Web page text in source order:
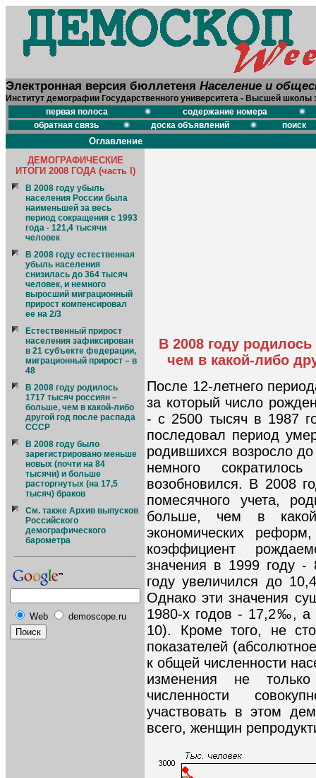
Электронная версия бюллетеня Население и
Институт демографии Государственного университета - Высшей школы
первая полоса
содержание номера
обратная связь
доска объявлений поиск
Оглавление
ДЕМОГРАФИЧЕСКИЕ
ИТОГИ 2008 ГОДА (часть I)
В 2008 году убыль
населения России была
наименьшей за весь
период сокращения с 1993
года - 121,4 тысячи
человек
В 2008 году естественная
убыль населения
снизилась до 364 тысяч
человек, и немного
выросший миграционный
прирост компенсировал
ее на 2/3
Естественный прирост
населения зафиксирован
в 21 субъекте федерации,
миграционный прирост – в
48
В 2008 году родилось
1717 тысяч россиян –
больше, чем в какой-либо
другой год после распада
СССР
В 2008 году было
зарегистрировано меньше
новых (почти на 84
тысячи) и больше
расторгнутых (на 17,5
тысяч) браков
См. также Архив выпусков
Российского
демографического
барометра
Web demoscope.ru
В 2008 году
чем в какой-либо
После 12-летнего
за который число
- с 2500 тысяч в 1987
последовал период
родившихся возросло
немного
возобновился. В 2008
помесячного учета,
больше, чем в
экономических
коэффициент
значения в 1999 году
году увеличился до
Однако эти значения
1980-х годов - 17,2‰, а
10). Кроме того, не
показателей
к общей численности
изменения не
численности
участвовать в этом
всего, женщин